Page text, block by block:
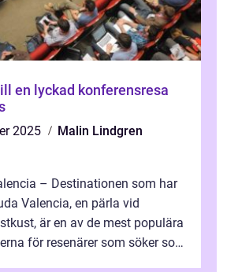
en lyckad konferensresa
2025
Malin Lindgren
– Destinationen som har
Valencia, en pärla vid
är en av de mest populära
för resenärer som söker sol,